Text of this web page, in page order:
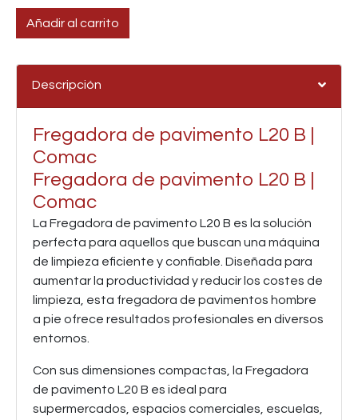
Añadir al carrito
Descripción
Fregadora de pavimento L20 B |
Comac
Fregadora de pavimento L20 B |
Comac
La Fregadora de pavimento L20 B es la solución
perfecta para aquellos que buscan una máquina
de limpieza eficiente y confiable. Diseñada para
aumentar la productividad y reducir los costes de
limpieza, esta fregadora de pavimentos hombre
a pie ofrece resultados profesionales en diversos
entornos.
Con sus dimensiones compactas, la Fregadora
de pavimento L20 B es ideal para
supermercados, espacios comerciales, escuelas,